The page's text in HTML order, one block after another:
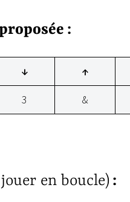
:
↓ ↑
3 &
en boucle) :